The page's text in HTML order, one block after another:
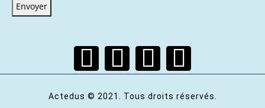
Envoyer
Actedus © 2021. Tous droits réservés.